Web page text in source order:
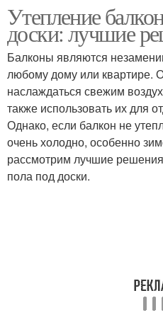
Утепление
доски: лучшие
Балконы являются
любому дому или квартире.
наслаждаться свежим
также использовать их для
Однако, если балкон не
очень холодно, особенно
рассмотрим лучшие
пола под доски.